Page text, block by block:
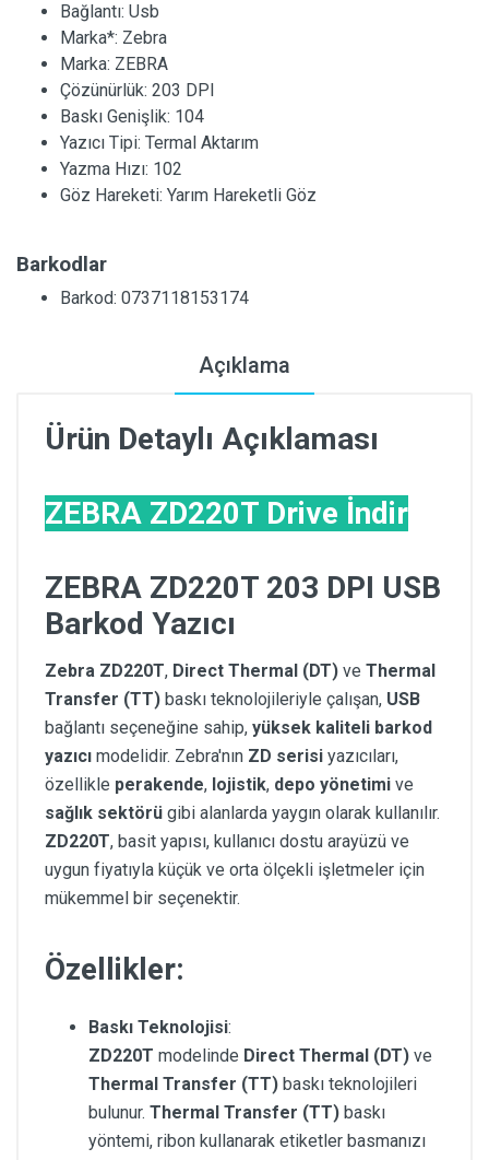
Bağlantı: Usb
Marka*: Zebra
Marka: ZEBRA
Çözünürlük: 203 DPI
Baskı Genişlik: 104
Yazıcı Tipi: Termal Aktarım
Yazma Hızı: 102
Göz Hareketi: Yarım Hareketli Göz
Barkodlar
Barkod: 0737118153174
Açıklama
Ürün Detaylı Açıklaması
ZEBRA ZD220T Drive İndir
ZEBRA ZD220T 203 DPI USB
Barkod Yazıcı
Zebra ZD220T, Direct Thermal (DT) ve Thermal
Transfer (TT) baskı teknolojileriyle çalışan, USB
bağlantı seçeneğine sahip, yüksek kaliteli barkod
yazıcı modelidir. Zebra'nın ZD serisi yazıcıları,
özellikle perakende, lojistik, depo yönetimi ve
sağlık sektörü gibi alanlarda yaygın olarak kullanılır.
ZD220T, basit yapısı, kullanıcı dostu arayüzü ve
uygun fiyatıyla küçük ve orta ölçekli işletmeler için
mükemmel bir seçenektir.
Özellikler:
Baskı Teknolojisi:
ZD220T modelinde Direct Thermal (DT) ve
Thermal Transfer (TT) baskı teknolojileri
bulunur. Thermal Transfer (TT) baskı
yöntemi, ribon kullanarak etiketler basmanızı